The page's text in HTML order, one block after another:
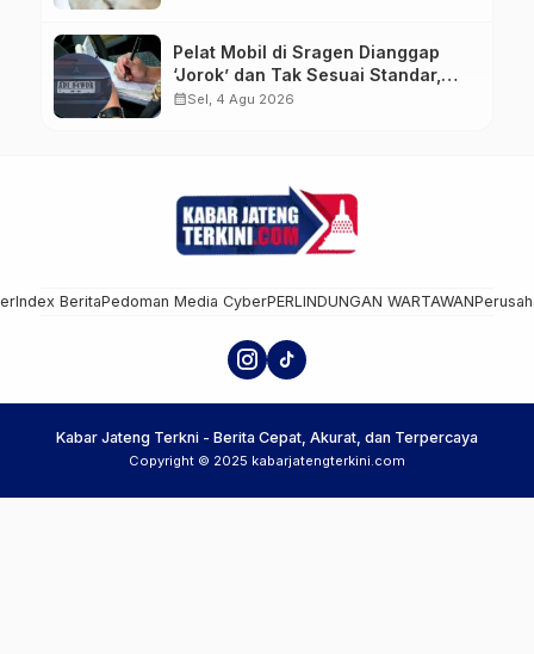
Pelat Mobil di Sragen Dianggap
‘Jorok’ dan Tak Sesuai Standar,
Pengemudi Kena Tilang
calendar_monthSel, 4 Agu 2026
Index BeritaPedoman Media CyberPERLINDUNGAN WARTAWAN
Kabar Jateng Terkni - Berita Cepat, Akurat, dan Terpercaya
Copyright © 2025 kabarjatengterkini.com